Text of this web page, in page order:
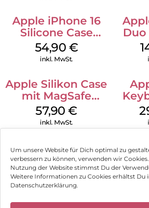
Um unsere Website für Dich optimal zu
verbessern zu können, verwenden wir
Nutzung der Website stimmst Du der
Weitere Informationen zu Cookies erhältst Du
Datenschutzerklärung.
Apple iPhone 16
Silicone Case
MagSafe Black
54,90 €
inkl. MwSt.
Apple Silikon Case
mit MagSafe
iPhone 14 Pro
(PRODUCT)RED
57,90€
inkl. MwSt.
iPad
Impressum